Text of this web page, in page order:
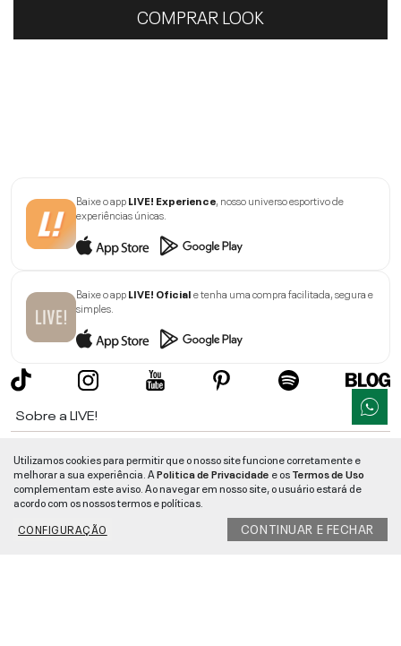
COMPRAR LOOK
Baixe o appLIVE! Experience, nosso universo esportivo de
experiências únicas.
Baixe o appLIVE! Oficiale tenha uma compra facilitada, segura e
simples.
Sobre a LIVE!
Informações
Utilizamos cookies para permitir que o nosso site funcione corretamente e
melhorar a sua experiência. APolitica de Privacidade e osTermos de Uso
complementam este aviso. Ao navegar em nosso site, o usuário estará de
acordo com os nossos termos e políticas.
CONFIGURAÇÃO
CONTINUAR E FECHAR